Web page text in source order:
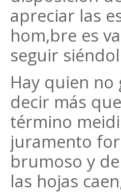
apreciar las
hom,bre es
seguir
Hay quien no
decir más
término
juramento
brumoso y
las hojas